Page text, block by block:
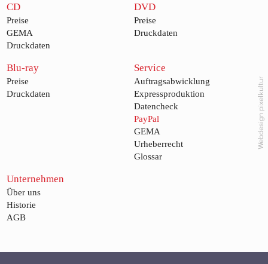
CD
Preise
GEMA
Druckdaten
DVD
Preise
Druckdaten
Blu-ray
Preise
Druckdaten
Service
Auftragsabwicklung
Expressproduktion
Datencheck
PayPal
GEMA
Urheberrecht
Glossar
Unternehmen
Über uns
Historie
AGB
Webdesign pixelkultur